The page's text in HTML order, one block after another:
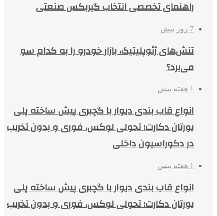
راهنمای تخصصی انتخاب گیربکس صنعتی
7 روز پیش
تنش‌های ژئوپلیتیک، بازار خودرو را به کدام سو
می‌برد؟
1 هفته پیش
انواع قاب بندی دیوار با گچبری پیش ساخته پلی
یورتان دکارت؛ تحولی لوکس، فوری و بدون تخریب
در دکوراسیون داخلی
1 هفته پیش
انواع قاب بندی دیوار با گچبری پیش ساخته پلی
یورتان دکارت؛ تحولی لوکس، فوری و بدون تخریب